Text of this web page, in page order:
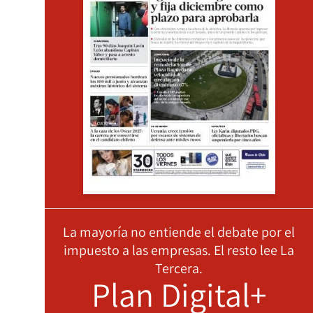
La mayoría no entiende el debate por el
impuesto a las empresas. El resto lee La
Tercera.
Plan Digital+